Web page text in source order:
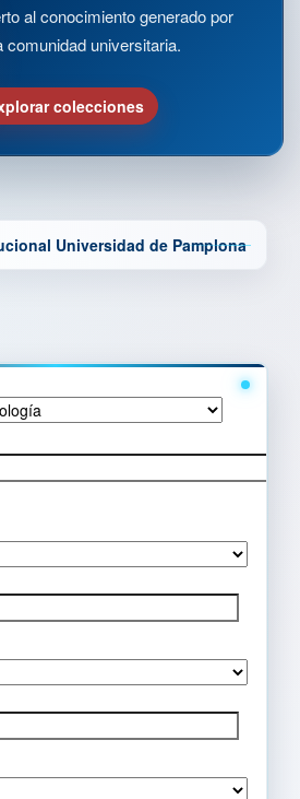
al conocimiento generado por
comunidad universitaria.
colecciones
Universidad de Pamplona